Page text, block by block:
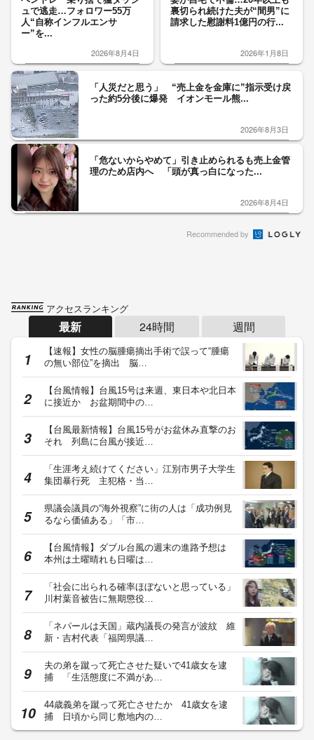
ュで逃走…フォロワー55万
人“自称インフルエンサ
ー”を...
2026年8月4日
裏切られ続けた夫が“間男”に
請求した慰謝料1億円の行...
2026年1月8日
「人災だと思う」 “売上金を金庫に”指示受け戻
った約5分後に爆発 イオンモール熊...
2026年8月3日
「危ないからやめて」引き止められるも売上金管
理のため店内へ 「頭が真っ白になった...
2026年8月4日
Recommended by
アクセスランキング
最新 24時間 週間
【速報】女性の脳腫瘍摘出手術で誤って“腫瘍
の無い部位”を摘出 脳…
【台風情報】台風15号は来週、東日本や北日本
に接近か お盆期間中の…
【台風最新情報】台風15号がお盆休み直撃のお
それ 列島に台風が接近…
「生涯考え続けてください」江別市男子大学生
集団暴行死 主犯格・当…
県議会議員の“海外視察”に街の人は「成功例見
るなら価値ある」「市…
【台風情報】ダブル台風の週末の進路予想は
本州は土曜晴れも日曜は…
「社会に出られる確率ほぼないと思っている」
川村葉音被告に無期懲役…
「ネパールは天国」蔵内議長の発言が波紋 維
新・吉村代表「福岡県議…
夫の弟を蹴って死亡させた疑いで41歳女を逮
捕 「生活態度に不満があ…
44歳義弟を蹴って死亡させたか 41歳女を逮
捕 日頃から同じ敷地内の…